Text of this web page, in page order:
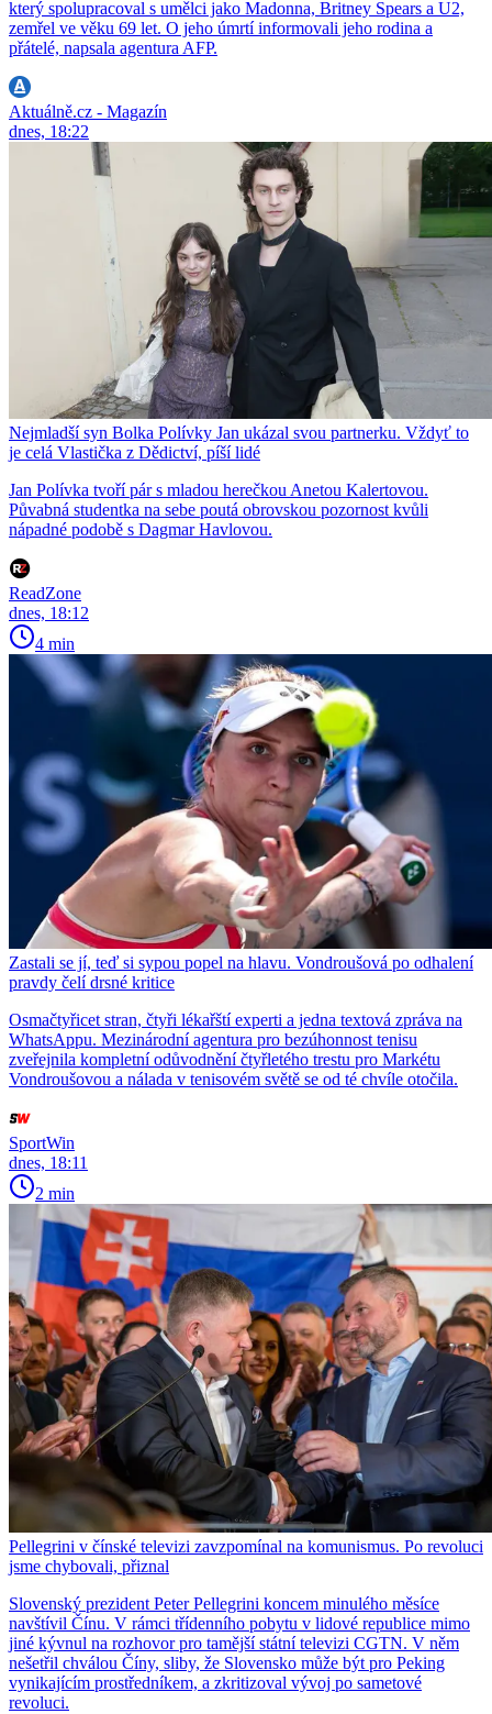
který spolupracoval s umělci jako Madonna, Britney Spears a U2,
zemřel ve věku 69 let. O jeho úmrtí informovali jeho rodina a
přátelé, napsala agentura AFP.
Aktuálně.cz - Magazín
dnes, 18:22
Nejmladší syn Bolka Polívky Jan ukázal svou partnerku. Vždyť to
je celá Vlastička z Dědictví, píší lidé
Jan Polívka tvoří pár s mladou herečkou Anetou Kalertovou.
Půvabná studentka na sebe poutá obrovskou pozornost kvůli
nápadné podobě s Dagmar Havlovou.
ReadZone
dnes, 18:12
4 min
Zastali se jí, teď si sypou popel na hlavu. Vondroušová po odhalení
pravdy čelí drsné kritice
Osmačtyřicet stran, čtyři lékařští experti a jedna textová zpráva na
WhatsAppu. Mezinárodní agentura pro bezúhonnost tenisu
zveřejnila kompletní odůvodnění čtyřletého trestu pro Markétu
Vondroušovou a nálada v tenisovém světě se od té chvíle otočila.
SportWin
dnes, 18:11
2 min
Pellegrini v čínské televizi zavzpomínal na komunismus. Po revoluci
jsme chybovali, přiznal
Slovenský prezident Peter Pellegrini koncem minulého měsíce
navštívil Čínu. V rámci třídenního pobytu v lidové republice mimo
jiné kývnul na rozhovor pro tamější státní televizi CGTN. V něm
nešetřil chválou Číny, sliby, že Slovensko může být pro Peking
vynikajícím prostředníkem, a zkritizoval vývoj po sametové
revoluci.